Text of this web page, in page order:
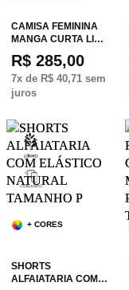
CAMISA FEMININA
MANGA CURTA LI…
R$ 285,00
7x de R$ 40,71 sem
juros
+ CORES
SHORTS
ALFAIATARIA COM…